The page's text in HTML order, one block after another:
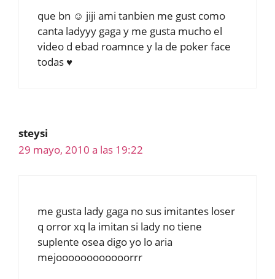
que bn ☺ jiji ami tanbien me gust como
canta ladyyy gaga y me gusta mucho el
video d ebad roamnce y la de poker face
todas ♥
steysi
29 mayo, 2010 a las 19:22
me gusta lady gaga no sus imitantes loser
q orror xq la imitan si lady no tiene
suplente osea digo yo lo aria
mejoooooooooooorrr